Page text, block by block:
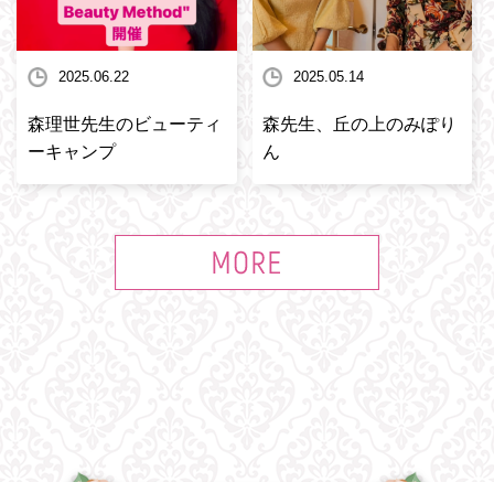
2025.06.22
森理世先生のビューティ
ーキャンプ
2025.05.14
森先生、丘の上のみぽり
ん